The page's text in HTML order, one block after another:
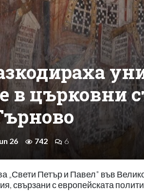
в църковни
26 742 6
„Свети Петър и Павел" във
свързани с европейската